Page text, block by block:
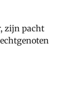
zijn pacht